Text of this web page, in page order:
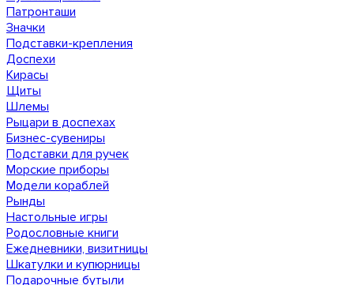
Патронташи
Значки
Подставки-крепления
Доспехи
Кирасы
Щиты
Шлемы
Рыцари в доспехах
Бизнес-сувениры
Подставки для ручек
Морские приборы
Модели кораблей
Рынды
Настольные игры
Родословные книги
Ежедневники, визитницы
Шкатулки и купюрницы
Подарочные бутыли